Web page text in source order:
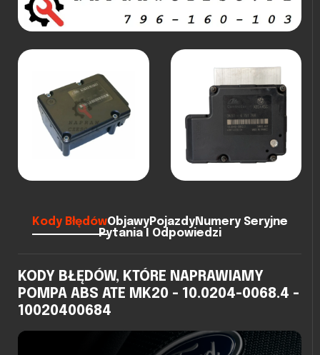
Kody BłędówObjawyPojazdyNumery Seryjne
Pytania I Odpowiedzi
KODY BŁĘDÓW, KTÓRE NAPRAWIAMY
POMPA ABS ATE MK20 - 10.0204-0068.4 -
10020400684